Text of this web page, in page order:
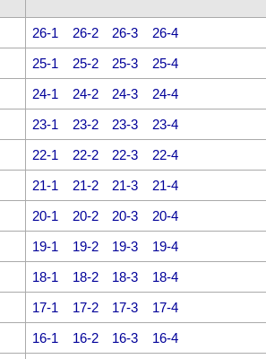
26-1 26-2 26-3
26-4
25-1 25-2 25-3
25-4
24-1 24-2 24-3
24-4
23-1 23-2 23-3
23-4
22-1 22-2 22-3
22-4
21-1 21-2 21-3
21-4
20-1 20-2 20-3
20-4
19-1 19-2 19-3
19-4
18-1 18-2 18-3
18-4
17-1 17-2 17-3
17-4
16-1 16-2 16-3
16-4